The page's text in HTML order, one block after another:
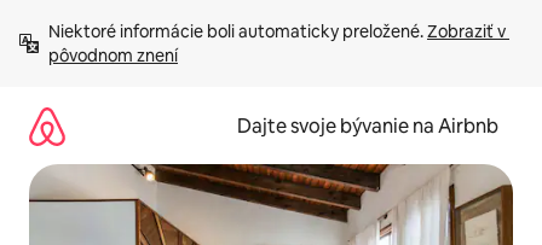
obsah.
Niektoré informácie boli automaticky preložené. Zobraziť v
pôvodnom znení
Dajte svoje bývanie na Airbnb